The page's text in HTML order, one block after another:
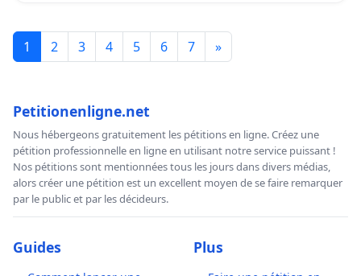
1 2 3 4 5 6 7 »
Petitionenligne.net
Nous hébergeons gratuitement les pétitions en ligne. Créez une
pétition professionnelle en ligne en utilisant notre service puissant !
Nos pétitions sont mentionnées tous les jours dans divers médias,
alors créer une pétition est un excellent moyen de se faire remarquer
par le public et par les décideurs.
Guides Plus